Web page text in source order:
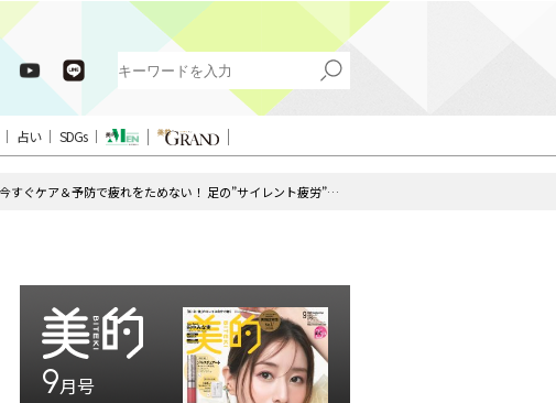
占い SDGs
【保存版】今すぐケア＆予防で疲れをためない！ 足の”サイレント疲労”にご用心！
9月号